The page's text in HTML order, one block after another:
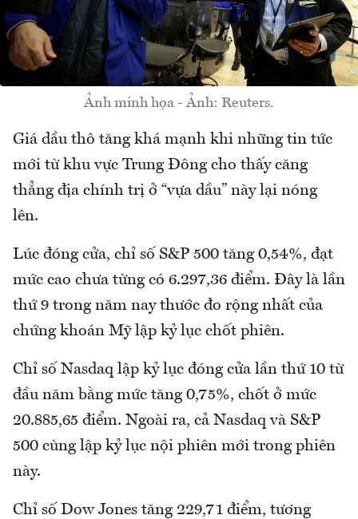
Ảnh minh họa - Ảnh: Reuters.
Giá dầu thô tăng khá mạnh khi những tin tức
mới từ khu vực Trung Đông cho thấy căng
thẳng địa chính trị ở “vựa dầu” này lại nóng
lên.
Lúc đóng cửa, chỉ số S&P 500 tăng 0,54%, đạt
mức cao chưa từng có 6.297,36 điểm. Đây là lần
thứ 9 trong năm nay thước đo rộng nhất của
chứng khoán Mỹ lập kỷ lục chốt phiên.
Chỉ số Nasdaq lập kỷ lục đóng cửa lần thứ 10 từ
đầu năm bằng mức tăng 0,75%, chốt ở mức
20.885,65 điểm. Ngoài ra, cả Nasdaq và S&P
500 cùng lập kỷ lục nội phiên mới trong phiên
này.
Chỉ số Dow Jones tăng 229,71 điểm, tương